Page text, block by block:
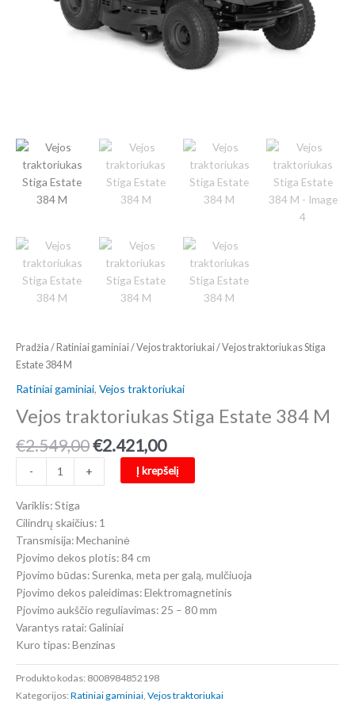
Pradžia /Ratiniai gaminiai/Vejos traktoriukai/ Vejos traktoriukas Stiga
Estate 384 M
Ratiniai gaminiai, Vejos traktoriukai
Vejos traktoriukas Stiga Estate 384 M
€2.549,00Original
price
was:
€2.421,00Current
price
is:
-
produkto
kiekis:
Vejos
traktoriukas
Stiga
Estate
384
M
+ Į krepšelį
Variklis: Stiga
Cilindrų skaičius: 1
Transmisija: Mechaninė
Pjovimo dekos plotis: 84 cm
Pjovimo būdas: Surenka, meta per galą, mulčiuoja
Pjovimo dekos paleidimas: Elektromagnetinis
Pjovimo aukščio reguliavimas: 25 – 80 mm
Varantys ratai: Galiniai
Kuro tipas: Benzinas
Produkto kodas: 8008984852198
Kategorijos:Ratiniai gaminiai, Vejos traktoriukai